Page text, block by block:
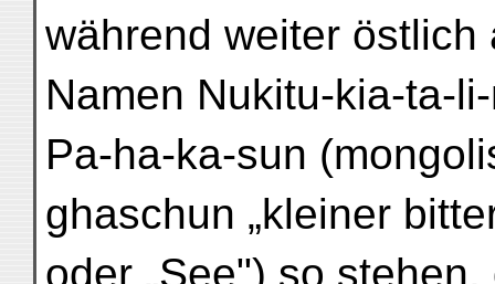
während weiter östlich
Namen Nukitu-kia-ta-
Pa-ha-ka-sun
ghaschun „kleiner
oder „See") so